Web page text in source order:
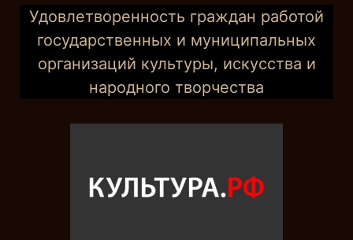
Удовлетворенность граждан работой
государственных и муниципальных
организаций культуры, искусства и
народного творчества